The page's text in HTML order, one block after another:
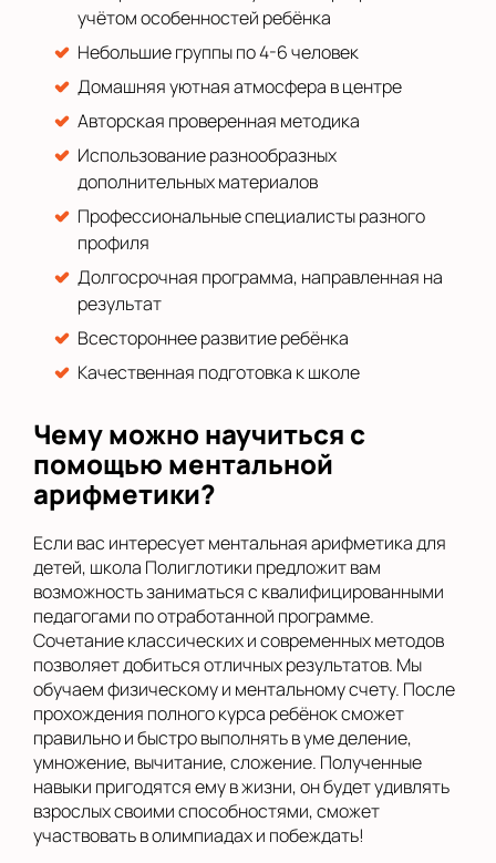
учётом особенностей ребёнка
Небольшие группы по 4-6 человек
Домашняя уютная атмосфера в центре
Авторская проверенная методика
Использование разнообразных
дополнительных материалов
Профессиональные специалисты разного
профиля
Долгосрочная программа, направленная на
результат
Всестороннее развитие ребёнка
Качественная подготовка к школе
Чему можно научиться с
помощью ментальной
арифметики?
Если вас интересует ментальная арифметика для
детей, школа Полиглотики предложит вам
возможность заниматься с квалифицированными
педагогами по отработанной программе.
Сочетание классических и современных методов
позволяет добиться отличных результатов. Мы
обучаем физическому и ментальному счету. После
прохождения полного курса ребёнок сможет
правильно и быстро выполнять в уме деление,
умножение, вычитание, сложение. Полученные
навыки пригодятся ему в жизни, он будет удивлять
взрослых своими способностями, сможет
участвовать в олимпиадах и побеждать!